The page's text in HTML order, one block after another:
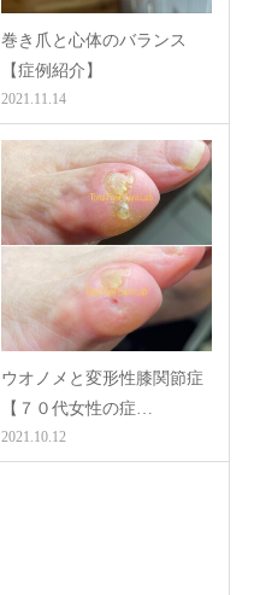
巻き爪と心体のバランス
【症例紹介】
2021.11.14
ウオノメと変形性膝関節症
【７０代女性の症…
2021.10.12